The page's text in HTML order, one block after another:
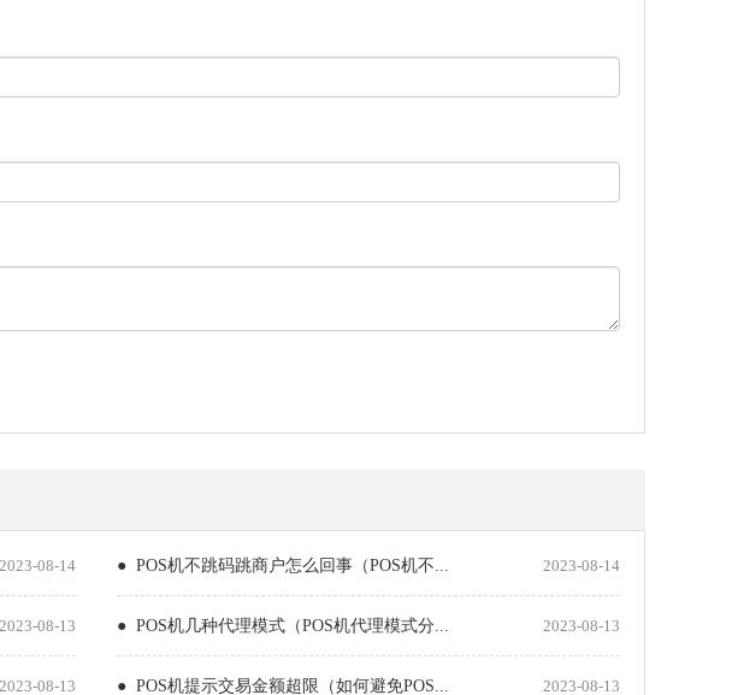
2023-08-14 ● POS机不跳码跳商户怎么回事（POS机不... 2023-08-14
2023-08-13 ● POS机几种代理模式（POS机代理模式分... 2023-08-13
2023-08-13 ● POS机提示交易金额超限（如何避免POS... 2023-08-13